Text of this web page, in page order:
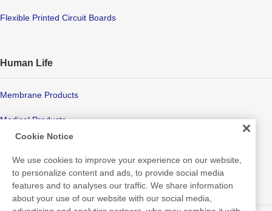
Flexible Printed Circuit Boards
Human Life
Membrane Products
Medical Products
New Products/Technologies
Cookie Notice
We use cookies to improve your experience on our website,
to personalize content and ads, to provide social media
features and to analyses our traffic. We share information
about your use of our website with our social media,